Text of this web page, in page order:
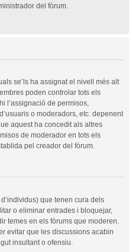
del fòrum.
se’ls ha assignat el nivell més alt
poden controlar tots els
l’assignació de permisos,
o moderadors, etc. depenent
aquest ha concedit als altres
de moderador en tots els
pel creador del fòrum.
que tenen cura dels
o eliminar entrades i bloquejar,
temes en els fòrums que moderen.
evitar que les discussions acabin
insultant o ofensiu.